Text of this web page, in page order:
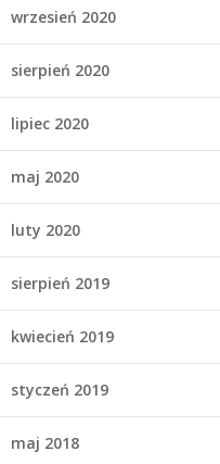
wrzesień 2020
sierpień 2020
lipiec 2020
maj 2020
luty 2020
sierpień 2019
kwiecień 2019
styczeń 2019
maj 2018